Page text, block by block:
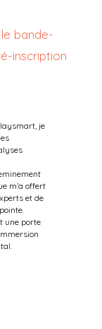
bande-
inscription
je
m’a offert
et de
une porte